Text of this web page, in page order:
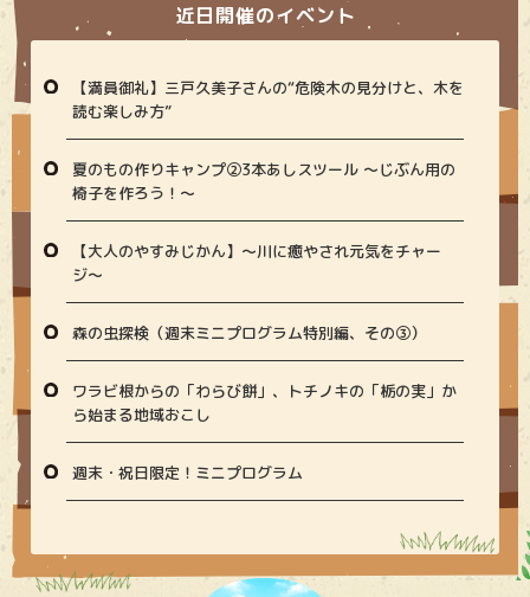
近日開催のイベント
【満員御礼】三戸久美子さんの“危険木の見分けと、木を
読む楽しみ方”
夏のもの作りキャンプ②3本あしスツール ～じぶん用の
椅子を作ろう！～
【大人のやすみじかん】〜川に癒やされ元気をチャー
ジ〜
森の虫探検（週末ミニプログラム特別編、その③）
ワラビ根からの「わらび餅」、トチノキの「栃の実」か
ら始まる地域おこし
週末・祝日限定！ミニプログラム